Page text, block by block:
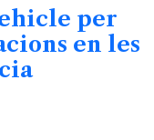
per
en les